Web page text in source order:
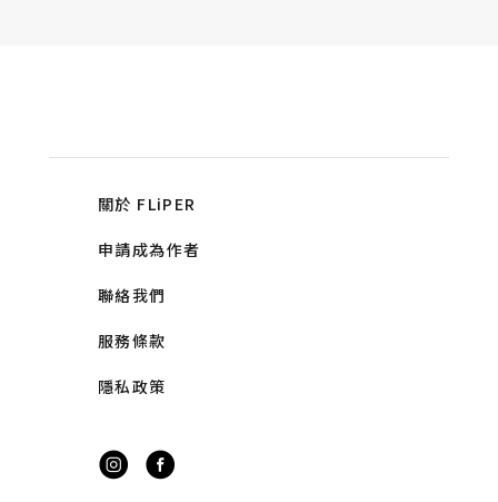
關於 FLiPER
申請成為作者
聯絡我們
服務條款
隱私政策